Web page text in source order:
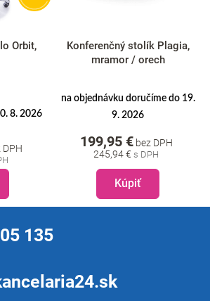
Orbit,
8. 2026
Konferenčný stolík Plagia,
mramor / orech
na objednávku doručíme do 19.
9. 2026
245,94 €
199,95 €bez DPH
Kúpiť
135